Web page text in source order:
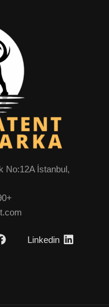
No:12A İstanbul,
+90 532 689 48 18
Linkedin